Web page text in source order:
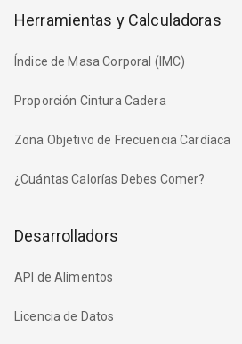
Herramientas y Calculadoras
Índice de Masa Corporal (IMC)
Proporción Cintura Cadera
Zona Objetivo de Frecuencia Cardíaca
¿Cuántas Calorías Debes Comer?
Desarrolladors
API de Alimentos
Licencia de Datos